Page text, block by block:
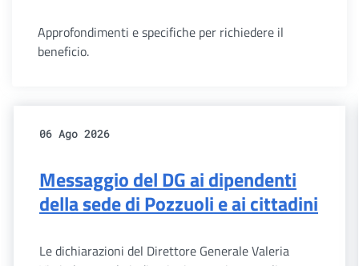
Approfondimenti e specifiche per richiedere il
beneficio.
06 Ago 2026
Messaggio del DG ai dipendenti
della sede di Pozzuoli e ai cittadini
Le dichiarazioni del Direttore Generale Valeria